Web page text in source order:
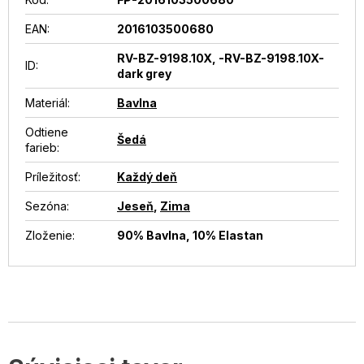
EAN: 2016103500680
ID:
RV-BZ-9198.10X, -RV-BZ-9198.10X-
dark grey
Materiál: Bavlna
Odtiene
farieb:
Šedá
Príležitosť: Každý deň
Sezóna: Jeseň Zima
Zloženie: 90% Bavlna, 10% Elastan